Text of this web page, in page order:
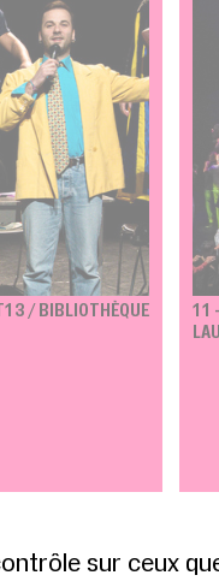
/ BIBLIOTHÈQUE
1H30
11
sur ceux